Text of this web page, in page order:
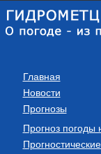
Главная
Новости
Прогнозы
Прогноз